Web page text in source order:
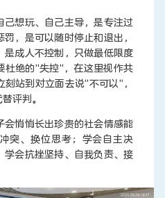
想玩、自己主导，是专注过
，是可以随时停止和退出，
是成人不控制，只做最低限度
杜绝的"失控"，在这里视作共
站到对立面去说"不可以"，
评判。
会悄悄长出珍贵的社会情感能
突、换位思考；学会自主决
学会抗挫坚持、自我负责、接